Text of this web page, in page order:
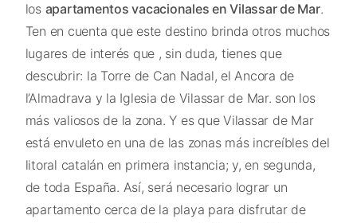
los apartamentos vacacionales en Vilassar de Mar.
Ten en cuenta que este destino brinda otros muchos
lugares de interés que , sin duda, tienes que
descubrir: la Torre de Can Nadal, el Ancora de
l’Almadrava y la Iglesia de Vilassar de Mar. son los
más valiosos de la zona. Y es que Vilassar de Mar
está envuleto en una de las zonas más increíbles del
litoral catalán en primera instancia; y, en segunda,
de toda España. Así, será necesario lograr un
apartamento cerca de la playa para disfrutar de